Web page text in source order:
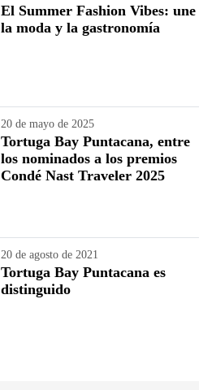
El Summer Fashion Vibes: une
la moda y la gastronomía
20 de mayo de 2025
Tortuga Bay Puntacana, entre
los nominados a los premios
Condé Nast Traveler 2025
20 de agosto de 2021
Tortuga Bay Puntacana es
distinguido